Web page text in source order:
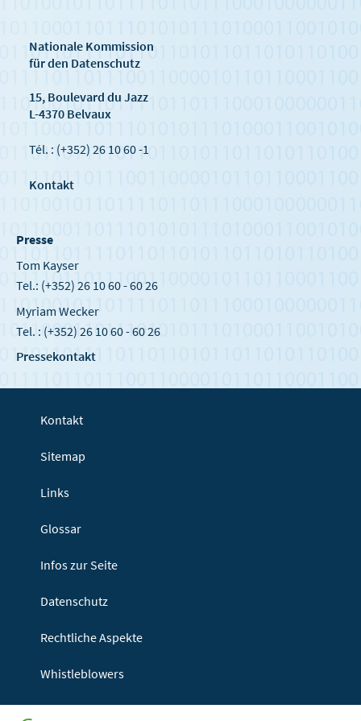
Nationale Kommission
für den Datenschutz
15, Boulevard du Jazz
L-4370 Belvaux
Tél. : (+352) 26 10 60 -1
Kontakt
Presse
Tom Kayser
Tel.: (+352) 26 10 60 - 60 26
Myriam Wecker
Tel. : (+352) 26 10 60 - 60 26
Pressekontakt
Kontakt
Sitemap
Links
Glossar
Infos zur Seite
Datenschutz
Rechtliche Aspekte
Whistleblowers